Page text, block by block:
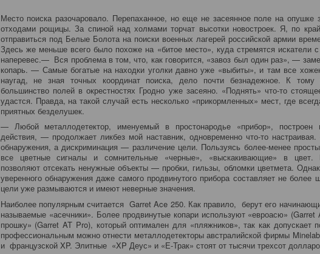
Место поиска разочаровало. Перепаханное, но еще не засеянное поле на опушке
отходами рощицы. За спиной над холмами торчат высотки новостроек. Я, по
отправиться под Белые Болота на поиски военных лагерей российской армии
Здесь же меньше всего было похоже на «битое место», куда стремятся искатели
наперевес.— Вся проблема в том, что, как говорится, «завоз был один раз», —
копарь. — Самые богатые на находки уголки давно уже «выбиты», и там все
наугад, не зная точных координат поиска, дело почти безнадежное. К
большинство полей в окрестностях Гродно уже засеяно. «Поднять» что-то
удастся. Правда, на такой случай есть несколько «прикормленных» мест, где
приятных безделушек.
— Любой металлодетектор, именуемый в простонародье «прибор», построен
действия, — продолжает ликбез мой наставник, одновременно что-то
обнаружения, а дискриминация — различение цели. Пользуясь более-менее
все цветные сигналы и сомнительные «черные», «выскакивающие» в цвет.
позволяют отсекать ненужные объекты — пробки, гильзы, обломки цветмета.
уверенного обнаружения даже самого продвинутого прибора составляет не более
цели уже размываются и имеют неверные значения.
Наиболее популярным считается Garret Ace 250. Как правило, берут его
называемые «асечники». Более продвинутые копари используют «евроасю» (Garret
прошку» (Garret AT Pro), который оптимален для «пляжников», так как допускает
профессиональным можно отнести металлодетекторы австралийской фирмы
и французской XP. Элитные «XP Деус» и «Е-Трак» стоят от тысячи трехсот